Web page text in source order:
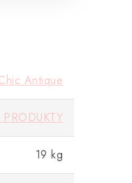
Antique
19 kg